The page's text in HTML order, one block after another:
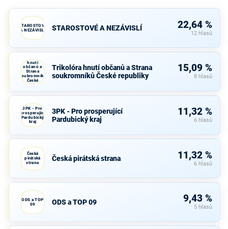
STAROSTOVÉ
A NEZÁVISLÍ
STAROSTOVÉ A NEZÁVISLÍ 22,64 %
12 hlasů
hnutí
občanů a
Strana
soukromníků
České
republiky
Trikolóra hnutí občanů a Strana
soukromníků České republiky
15,09 %
8 hlasů
3PK - Pro
prosperující
Pardubický
kraj
3PK - Pro prosperující
Pardubický kraj
11,32 %
6 hlasů
Česká
pirátská
strana
Česká pirátská strana 11,32 %
6 hlasů
ODS a TOP
09
ODS a TOP 09 9,43 %
5 hlasů